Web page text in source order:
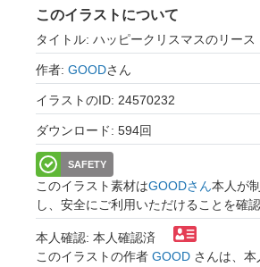
このイラストについて
タイトル: ハッピークリスマスのリース
作者: GOODさん
イラストのID: 24570232
ダウンロード: 594回
SAFETY
このイラスト素材はGOODさん本人が
し、安全にご利用いただけることを確認
本人確認: 本人確認済
このイラストの作者 GOOD さんは、